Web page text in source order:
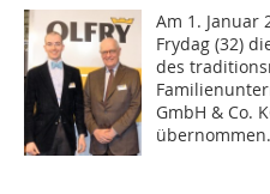
Am 1. Januar
Frydag (32)
des
GmbH & Co.